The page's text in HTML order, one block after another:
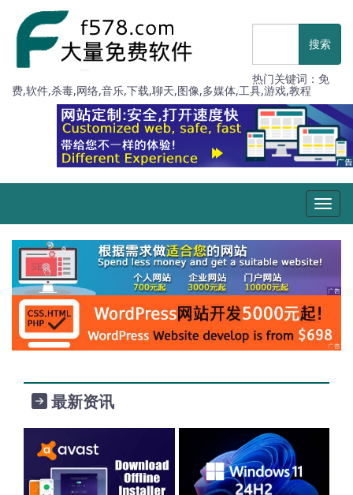
热门关键词：免
费,软件,杀毒,网络,音乐,下载,聊天,图像,多媒体,工具,游戏,教程
最新资讯